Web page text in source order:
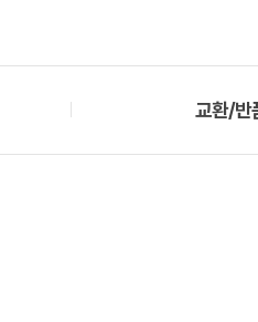
교환/반